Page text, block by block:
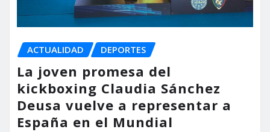
ACTUALIDAD DEPORTES
La joven promesa del
kickboxing Claudia Sánchez
Deusa vuelve a representar a
España en el Mundial